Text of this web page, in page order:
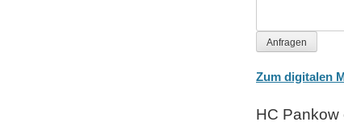
Anfragen
Zum digitalen
HC Pankow